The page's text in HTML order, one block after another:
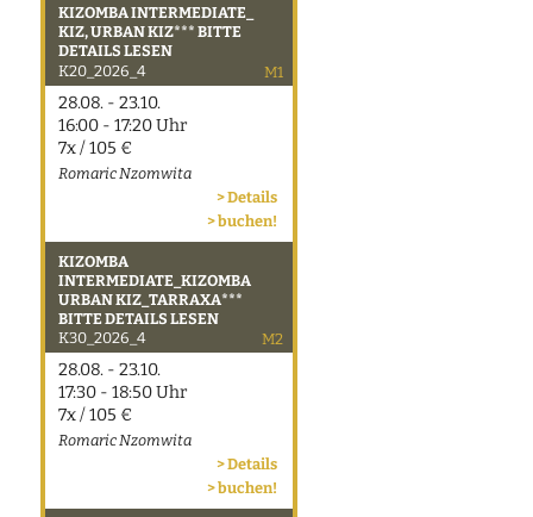
KIZOMBA INTERMEDIATE_
KIZ, URBAN KIZ*** BITTE
DETAILS LESEN
K20_2026_4
M1
28.08. - 23.10.
16:00 - 17:20 Uhr
7x / 105 €
Romaric Nzomwita
> Details
> buchen!
KIZOMBA
INTERMEDIATE_KIZOMBA
URBAN KIZ_TARRAXA***
BITTE DETAILS LESEN
K30_2026_4
M2
28.08. - 23.10.
17:30 - 18:50 Uhr
7x / 105 €
Romaric Nzomwita
> Details
> buchen!